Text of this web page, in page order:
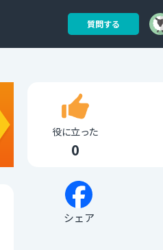
質問する
役に立った
0
シェア